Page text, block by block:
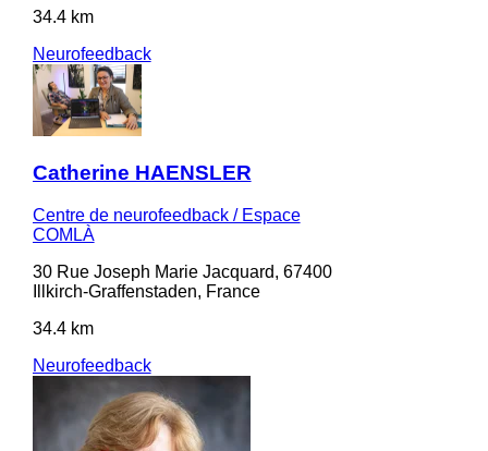
34.4 km
Neurofeedback
Catherine HAENSLER
Centre de neurofeedback / Espace
COMLÀ
30 Rue Joseph Marie Jacquard, 67400
Illkirch-Graffenstaden, France
34.4 km
Neurofeedback